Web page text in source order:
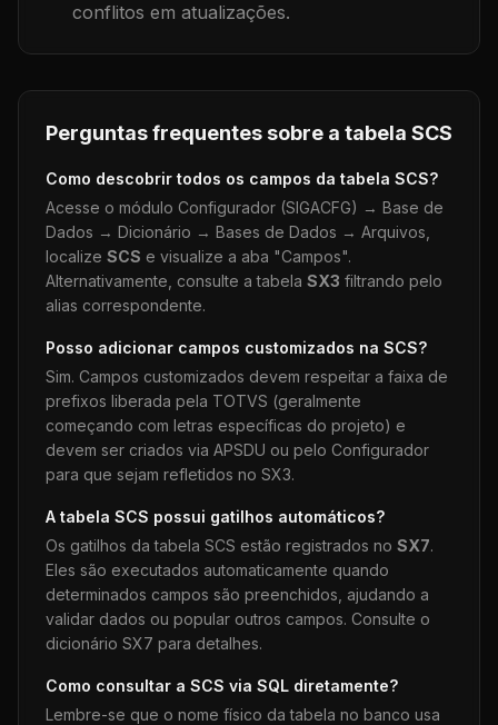
conflitos em atualizações.
Perguntas frequentes sobre a tabela SCS
Como descobrir todos os campos da tabela SCS?
Acesse o módulo Configurador (SIGACFG) → Base de
Dados → Dicionário → Bases de Dados → Arquivos,
localize SCS e visualize a aba "Campos".
Alternativamente, consulte a tabela SX3 filtrando pelo
alias correspondente.
Posso adicionar campos customizados na SCS?
Sim. Campos customizados devem respeitar a faixa de
prefixos liberada pela TOTVS (geralmente
começando com letras específicas do projeto) e
devem ser criados via APSDU ou pelo Configurador
para que sejam refletidos no SX3.
A tabela SCS possui gatilhos automáticos?
Os gatilhos da tabela SCS estão registrados no SX7.
Eles são executados automaticamente quando
determinados campos são preenchidos, ajudando a
validar dados ou popular outros campos. Consulte o
dicionário SX7 para detalhes.
Como consultar a SCS via SQL diretamente?
Lembre-se que o nome físico da tabela no banco usa